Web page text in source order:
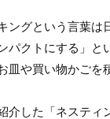
ングという言葉は
パクトにする」と
皿や買い物かごを
介した「ネスティ